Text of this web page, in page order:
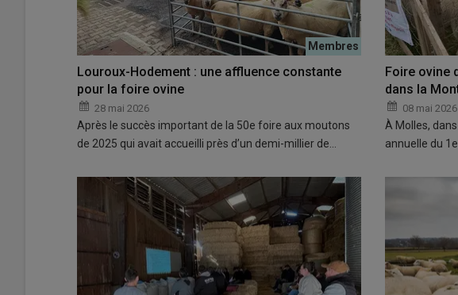
Louroux-Hodement : une affluence constante
pour la foire ovine
28 mai 2026
Après le succès important de la 50e foire aux moutons
de 2025 qui avait accueilli près d’un demi-millier de…
Foire ovine
dans la
08 mai 2026
À Molles,
annuelle du